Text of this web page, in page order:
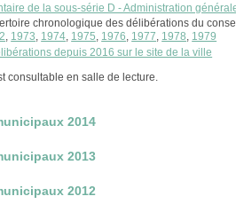
de la sous-série D - Administration
chronologique des délibérations du
, 1973, 1974, 1975, 1976, 1977, 1978, 1979
depuis 2016 sur le site de la ville
consultable en salle de lecture.
2014
2013
2012